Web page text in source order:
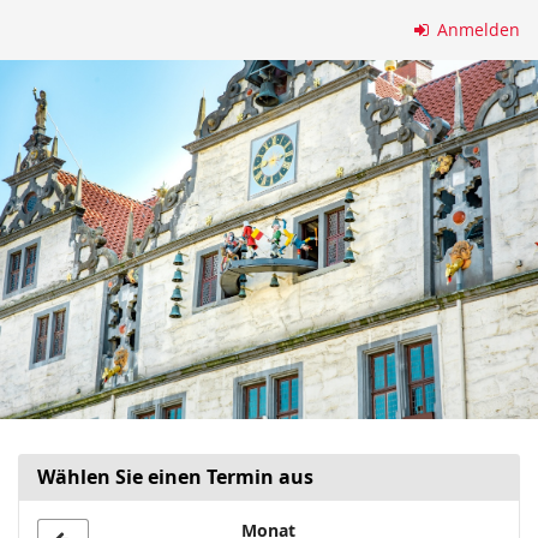
springen
Anmelden
Wählen Sie einen Termin aus
Monat